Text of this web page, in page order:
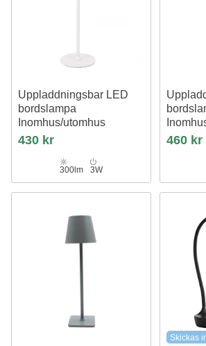
Uppladdningsbar LED
bordslampa
Inomhus/utomhus
Vit, touch dimbar, 3i1, IP54
utomhus bordslampa
430 kr
300lm 3W
utomhus
460 kr
Skickas